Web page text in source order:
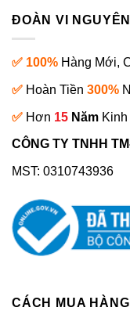
ĐOÀN VI
✅ 100% Hàng Mới,
✅ Hoàn Tiền 300%
✅ Hơn 15 Năm
CÔNG TY TNHH
MST: 0310743936
CÁCH MUA HÀNG